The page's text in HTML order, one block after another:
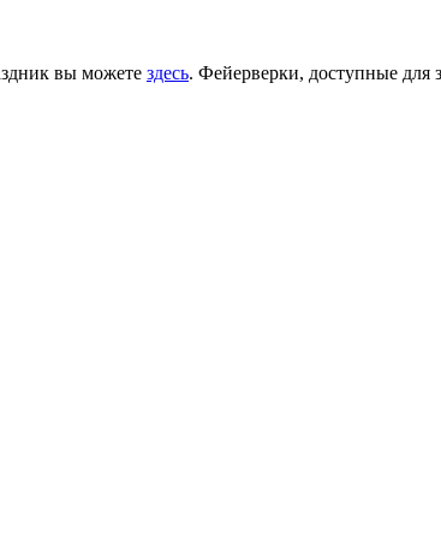
вы можете здесь. Фейерверки, доступные для